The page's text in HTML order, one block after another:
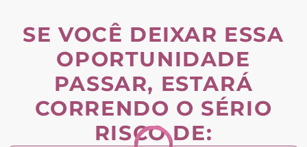
SE VOCÊ DEIXAR ESSA
OPORTUNIDADE
PASSAR, ESTARÁ
CORRENDO O SÉRIO
RISCO DE: